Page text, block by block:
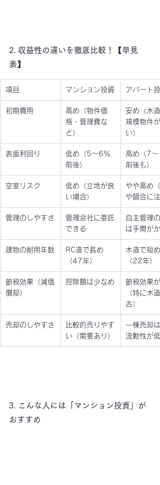
2. 収益性の違いを徹底比較！【早見
表】
項目 マンション投資 アパート投
初期費用
高め（物件価
格・管理費な
ど）
安め（木造
規模物件が
い）
表面利回り
低め（5〜6％
前後）
高め（7〜
前後も）
空室リスク
低め（立地が良
い場合）
やや高め（
や競合に注
管理のしやすさ
管理会社に委託
できる
自主管理の
は手間がか
建物の耐用年数
RC造で長め
（47年）
木造で短め
（22年）
節税効果（減価
償却）
控除額は少なめ
節税効果が
（特に木造
古）
売却のしやすさ
比較的売りやす
い（需要あり）
一棟売却は
流動性が低
3. こんな人には「マンション投資」が
おすすめ